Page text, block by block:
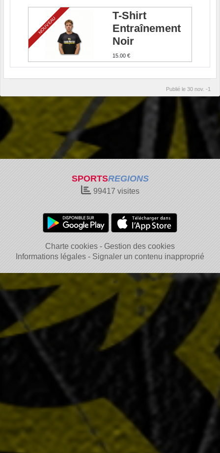
T-Shirt
Entraînement
Noir
15.00 €
NOUVEAU
Publié le 30 nov. -1
SPORTSREGIONS
99417 visites
Charte cookies
Gestion des cookies
Informations légales
Signaler un contenu inapproprié